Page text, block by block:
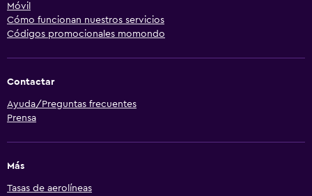
Móvil
Cómo funcionan nuestros servicios
Códigos promocionales momondo
Contactar
Ayuda/Preguntas frecuentes
Prensa
Más
Tasas de aerolíneas